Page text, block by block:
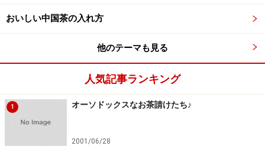
おいしい中国茶の入れ方
他のテーマも見る
人気記事ランキング
1 オーソドックスなお茶請けたち♪
2001/06/28